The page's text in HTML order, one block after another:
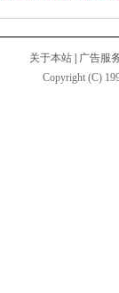
关于本站
广告服
Copyright (C)